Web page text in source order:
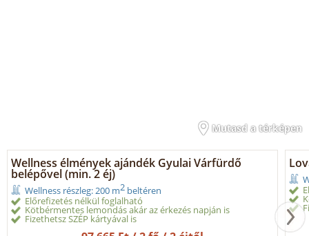
Mutasd a térképen
Wellness élmények ajándék Gyulai Várfürdő
belépővel (min. 2 éj)
Wellness részleg: 200 m2 beltéren
Előrefizetés nélkül foglalható
Kötbérmentes lemondás akár az érkezés napján is
Fizethetsz SZÉP kártyával is